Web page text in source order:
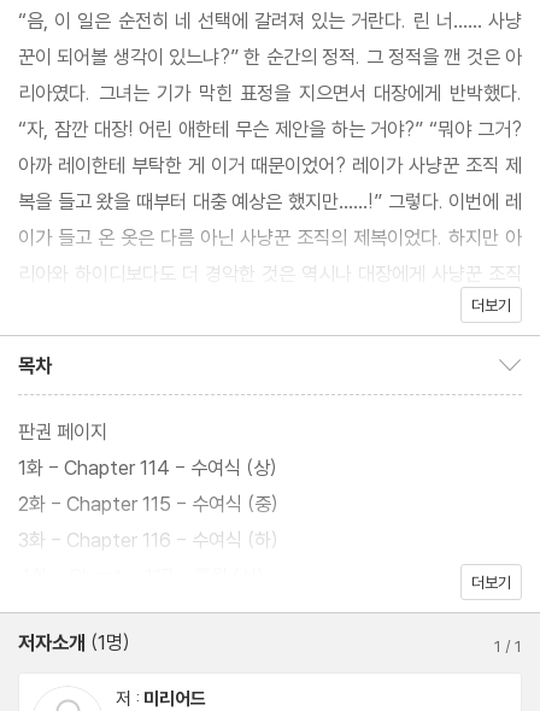
“음, 이 일은 순전히 네 선택에 갈려져 있는 거란다. 린 너…… 사냥
꾼이 되어볼 생각이 있느냐?” 한 순간의 정적. 그 정적을 깬 것은 아
리아였다. 그녀는 기가 막힌 표정을 지으면서 대장에게 반박했다.
“자, 잠깐 대장! 어린 애한테 무슨 제안을 하는 거야?” “뭐야 그거?
아까 레이한테 부탁한 게 이거 때문이었어? 레이가 사냥꾼 조직 제
복을 들고 왔을 때부터 대충 예상은 했지만……!” 그렇다. 이번에 레
이가 들고 온 옷은 다름 아닌 사냥꾼 조직의 제복이었다. 하지만 아
리아와 하이디보다도 더 경악한 것은 역시나 대장에게 사냥꾼 조직
더보기
목차
판권 페이지
1화 - Chapter 114 - 수여식 (상)
2화 - Chapter 115 - 수여식 (중)
3화 - Chapter 116 - 수여식 (하)
더보기
저자소개 (1명) 1 /1
저 : 미리어드